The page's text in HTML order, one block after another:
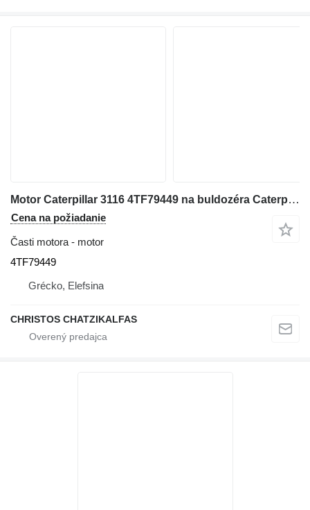
Motor Caterpillar 3116 4TF79449 na buldozéra Caterpillar 963 C
Cena na požiadanie
Časti motora - motor
4TF79449
Grécko, Elefsina
CHRISTOS CHATZIKALFAS